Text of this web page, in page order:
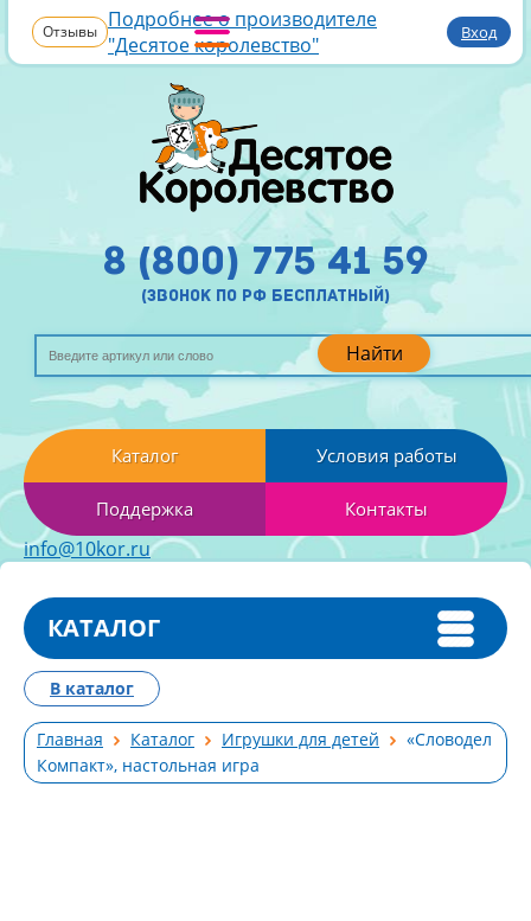
Отзывы Подробнее о производителе
"Десятое королевство"
Вход
Найти
8 (800) 775 41 59
(звонок по рф бесплатный)
Каталог Условия работы
Поддержка Контакты
info@10kor.ru
КАТАЛОГ
Главная Каталог Игрушки для детей
«Словодел
Компакт», настольная игра
В каталог